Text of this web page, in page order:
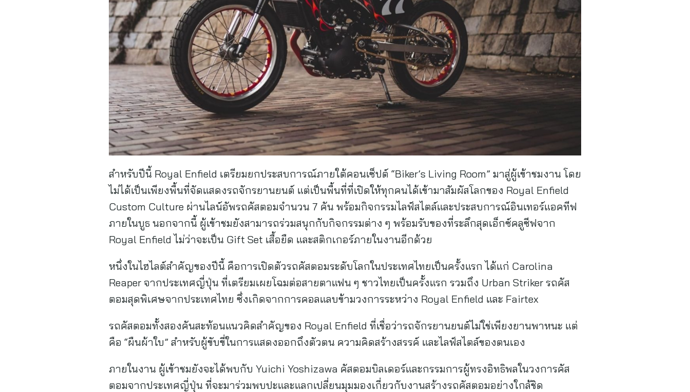
สำหรับปีนี้ Royal Enfield เตรียมยกประสบการณ์ภายใต้คอนเซ็ปต์ “Biker’s Living Room” มาสู่ผู้เข้าชมงาน โดย
ไม่ได้เป็นเพียงพื้นที่จัดแสดงรถจักรยานยนต์ แต่เป็นพื้นที่ที่เปิดให้ทุกคนได้เข้ามาสัมผัสโลกของ Royal Enfield
Custom Culture ผ่านไลน์อัพรถคัสตอมจำนวน 7 คัน พร้อมกิจกรรมไลฟ์สไตล์และประสบการณ์อินเทอร์แอคทีฟ
ภายในบูธ นอกจากนี้ ผู้เข้าชมยังสามารถร่วมสนุกกับกิจกรรมต่าง ๆ พร้อมรับของที่ระลึกสุดเอ็กซ์คลูซีฟจาก
Royal Enfield ไม่ว่าจะเป็น Gift Set เสื้อยืด และสติกเกอร์ภายในงานอีกด้วย
หนึ่งในไฮไลต์สำคัญของปีนี้ คือการเปิดตัวรถคัสตอมระดับโลกในประเทศไทยเป็นครั้งแรก ได้แก่ Carolina
Reaper จากประเทศญี่ปุ่น ที่เตรียมเผยโฉมต่อสายตาแฟน ๆ ชาวไทยเป็นครั้งแรก รวมถึง Urban Striker รถคัส
ตอมสุดพิเศษจากประเทศไทย ซึ่งเกิดจากการคอลแลบข้ามวงการระหว่าง Royal Enfield และ Fairtex
รถคัสตอมทั้งสองคันสะท้อนแนวคิดสำคัญของ Royal Enfield ที่เชื่อว่ารถจักรยานยนต์ไม่ใช่เพียงยานพาหนะ แต่
คือ “ผืนผ้าใบ” สำหรับผู้ขับขี่ในการแสดงออกถึงตัวตน ความคิดสร้างสรรค์ และไลฟ์สไตล์ของตนเอง
ภายในงาน ผู้เข้าชมยังจะได้พบกับ Yuichi Yoshizawa คัสตอมบิลเดอร์และกรรมการผู้ทรงอิทธิพลในวงการคัส
ตอมจากประเทศญี่ปุ่น ที่จะมาร่วมพบปะและแลกเปลี่ยนมุมมองเกี่ยวกับงานสร้างรถคัสตอมอย่างใกล้ชิด